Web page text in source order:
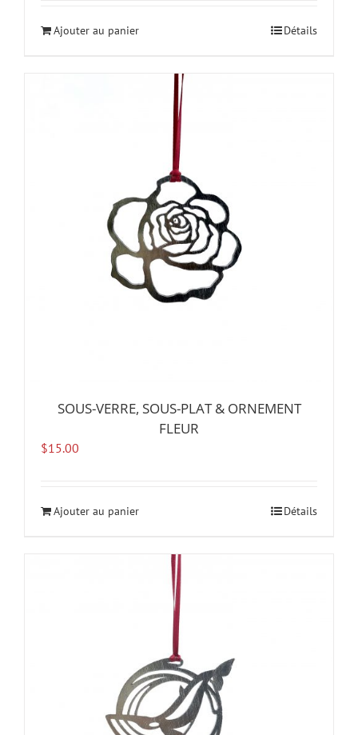
Ajouter au panier Détails
SOUS-VERRE, SOUS-PLAT & ORNEMENT
FLEUR
$15.00
Ajouter au panier Détails